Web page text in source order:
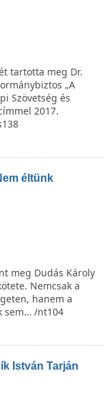
tartotta meg Dr.
„A
Szövetség és
2017.
éltünk
meg Dudás Károly
Nemcsak a
hanem a
sem… /nt104
István Tarján